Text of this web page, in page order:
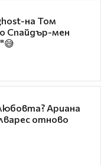
на Том
Спайдър-мен
Ариана
отново